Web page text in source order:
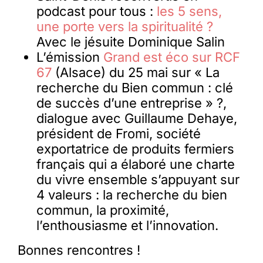
podcast pour tous : les 5 sens,
une porte vers la spiritualité ?
Avec le jésuite Dominique Salin
L’émission Grand est éco sur RCF
67(Alsace) du 25 mai sur « La
recherche du Bien commun : clé
de succès d’une entreprise » ?,
dialogue avec Guillaume Dehaye,
président de Fromi, société
exportatrice de produits fermiers
français qui a élaboré une charte
du vivre ensemble s’appuyant sur
4 valeurs : la recherche du bien
commun, la proximité,
l’enthousiasme et l’innovation.
Bonnes rencontres !